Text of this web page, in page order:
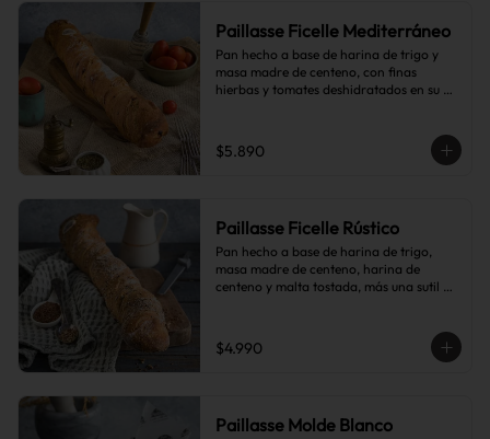
Paillasse Ficelle Mediterráneo
Pan hecho a base de harina de trigo y
masa madre de centeno, con finas
hierbas y tomates deshidratados en su
$5.890
Paillasse Ficelle Rústico
Pan hecho a base de harina de trigo,
masa madre de centeno, harina de
centeno y malta tostada, más una sutil
tostado y frutos secos.
$4.990
Paillasse Molde Blanco